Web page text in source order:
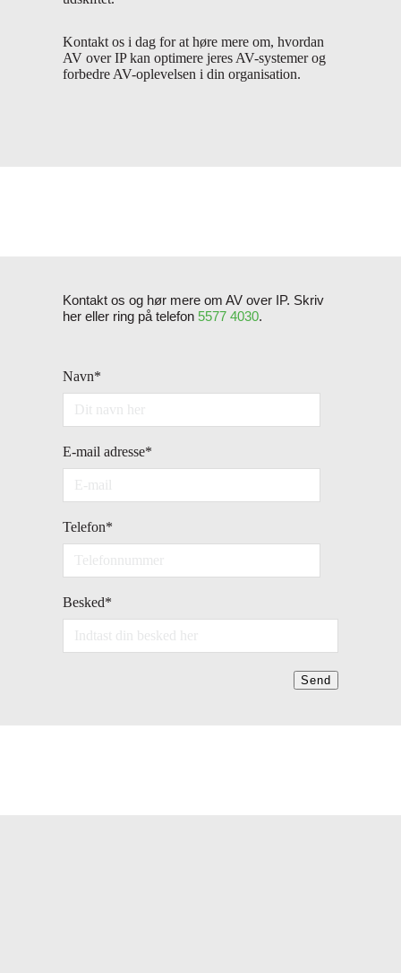
Kontakt os i dag for at høre mere om, hvordan
AV over IP kan optimere jeres AV-systemer og
forbedre AV-oplevelsen i din organisation.
Kontakt os og hør mere om AV over IP. Skriv
her eller ring på telefon 5577 4030.
Navn*
E-mail adresse*
Telefon*
Besked*
Send